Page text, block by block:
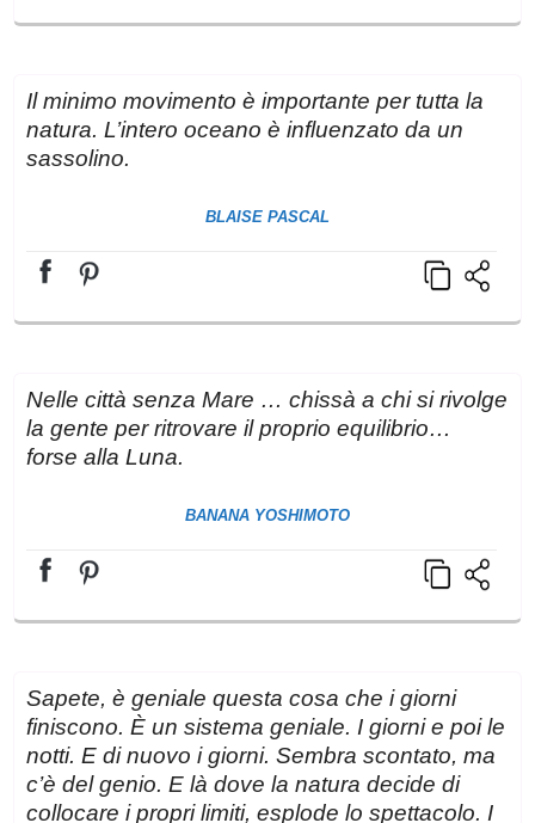
Il minimo movimento è importante per tutta la
natura. L’intero oceano è influenzato da un
sassolino.
BLAISE PASCAL
Nelle città senza Mare … chissà a chi si rivolge
la gente per ritrovare il proprio equilibrio…
forse alla Luna.
BANANA YOSHIMOTO
Sapete, è geniale questa cosa che i giorni
finiscono. È un sistema geniale. I giorni e poi le
notti. E di nuovo i giorni. Sembra scontato, ma
c’è del genio. E là dove la natura decide di
collocare i propri limiti, esplode lo spettacolo. I